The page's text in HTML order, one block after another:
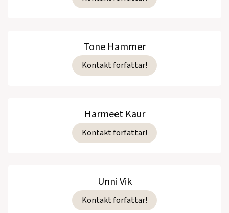
Tone Hammer
Kontakt forfattar!
Harmeet Kaur
Kontakt forfattar!
Unni Vik
Kontakt forfattar!